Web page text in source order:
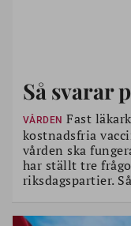
Så svarar
VÅRDEN Fast
kostnadsfria
vården ska
har ställt tre
riksdagspartier.